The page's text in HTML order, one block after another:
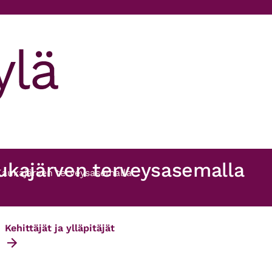
terveysasemallaterveysasemalla
Kehittäjät ja ylläpitäjät